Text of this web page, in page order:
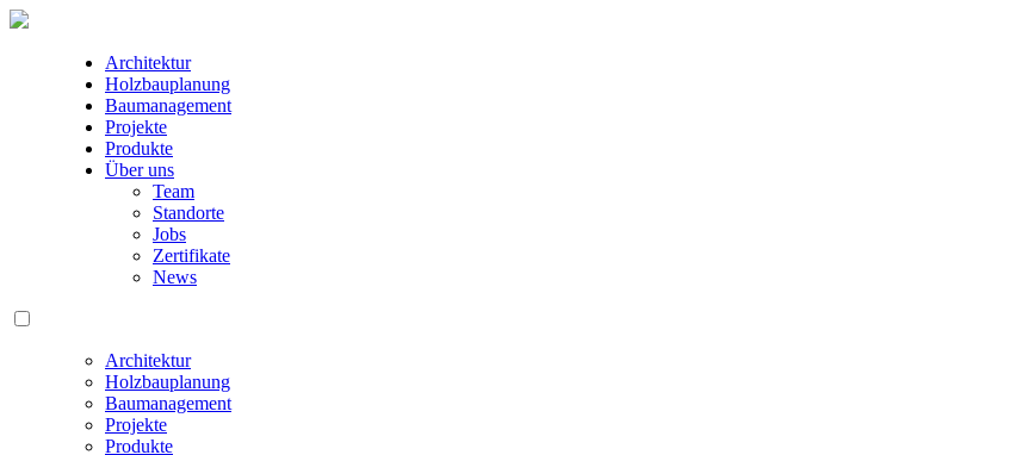
Architektur
Holzbauplanung
Baumanagement
Projekte
Produkte
Über uns
Team
Standorte
Jobs
Zertifikate
News
Architektur
Holzbauplanung
Baumanagement
Projekte
Produkte